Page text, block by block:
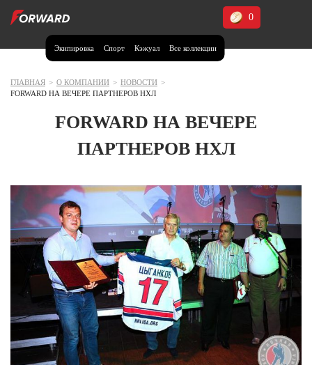
Экипировка Спорт Кэжуал Все коллекции
0
Москва и МО
Воронежская область (1)
Калининградская область (1)
Кемеровская область (2)
Краснодарский край (5)
Красноярский край (5)
Курская область (1)
Москва и МО (14)
Нижегородская область (1)
Новосибирская область (3)
Омская область (5)
ГЛАВНАЯ > О КОМПАНИИ > НОВОСТИ >
FORWARD НА ВЕЧЕРЕ ПАРТНЕРОВ НХЛ
FORWARD НА ВЕЧЕРЕ
ПАРТНЕРОВ НХЛ